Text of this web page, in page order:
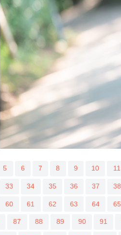
5 6 7 8 9 10 11
33 34 35 36 37 38
60 61 62 63 64 65
87 88 89 90 91